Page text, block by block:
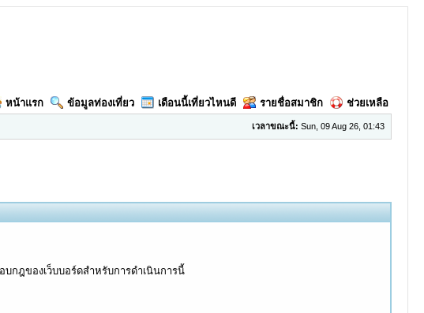
หน้าแรก ข้อมูลท่องเที่ยว เดือนนี้เที่ยวไหนดี รายชื่อสมาชิก ช่วยเหลือ
เวลาขณะนี้: Sun, 09 Aug 26, 01:43
ฎของเว็บบอร์ดสำหรับการดำเนินการนี้